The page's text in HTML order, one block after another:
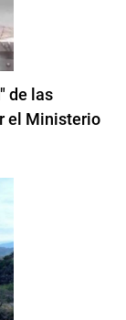
de las
el Ministerio